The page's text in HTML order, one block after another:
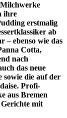
ihre
erstmalig
ab
– ebenso wie das
Cotta,
nach
das neue
sowie die auf der
Profi-
aus Bremen
Gerichte mit